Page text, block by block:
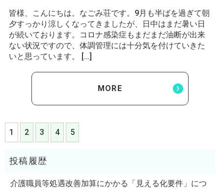
皆様、こんにちは。なごみ荘です。9月も半ばを過ぎて朝
夕すっかり涼しくなってきましたが、日中はまだ暑い日
が続いております。コロナ感染症もまだまだ油断が出来
ない状況ですので、体調管理には十分気を付けていきた
いと思っています。 […]
MORE
1 2 3 4 5
介護職員等処遇改善加算にかかる「見える化要件」につ